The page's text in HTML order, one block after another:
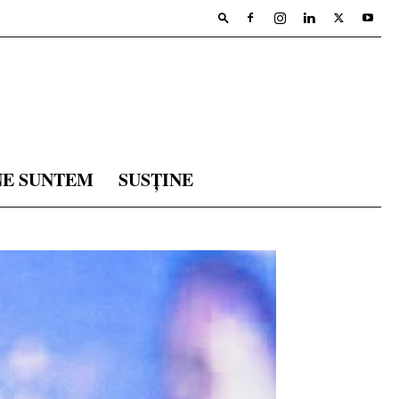
SUNTEM SUSȚINE